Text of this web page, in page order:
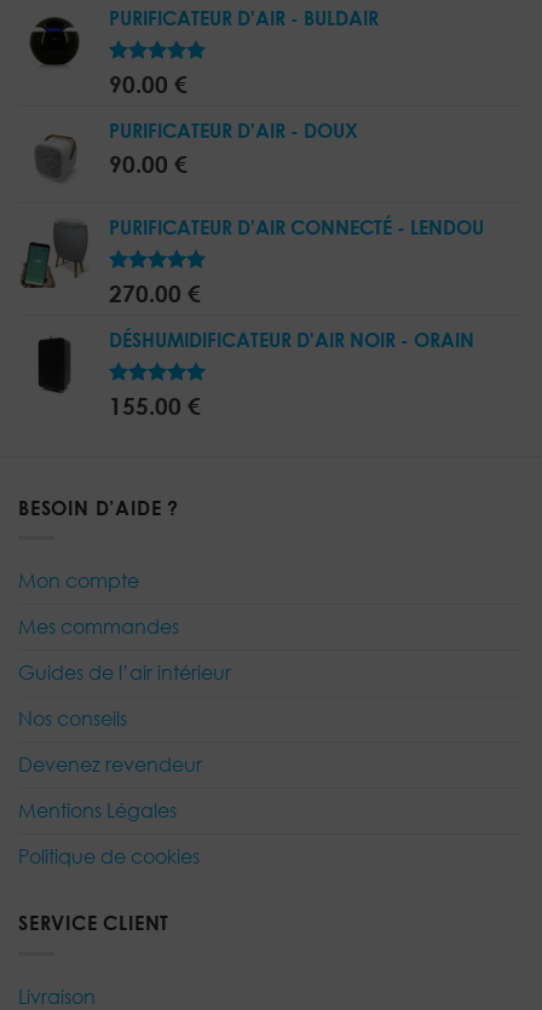
PURIFICATEUR D'AIR - BULDAIR
Note5.00
sur 5
90.00 €
PURIFICATEUR D'AIR - DOUX
90.00 €
PURIFICATEUR D'AIR CONNECTÉ - LENDOU
Note 5.00
sur 5
270.00 €
DÉSHUMIDIFICATEUR D'AIR NOIR - ORAIN
Note 5.00
sur 5
155.00 €
BESOIN D’AIDE ?
Mon compte
Mes commandes
Guides de l’air intérieur
Nos conseils
Devenez revendeur
Mentions Légales
Politique de cookies
SERVICE CLIENT
Livraison